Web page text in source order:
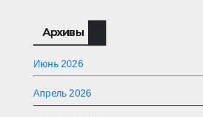
Архивы
Июнь 2026
Апрель 2026